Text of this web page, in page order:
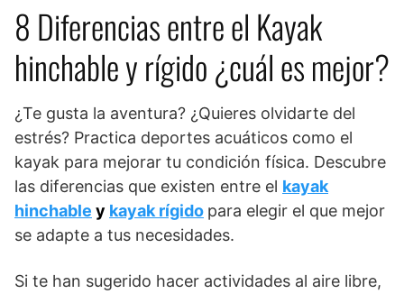
8 Diferencias entre el Kayak
hinchable y rígido ¿cuál es mejor?
¿Te gusta la aventura? ¿Quieres olvidarte del
estrés? Practica deportes acuáticos como el
kayak para mejorar tu condición física. Descubre
las diferencias que existen entre el kayak
hinchable y kayak rígido para elegir el que mejor
se adapte a tus necesidades.
Si te han sugerido hacer actividades al aire libre,